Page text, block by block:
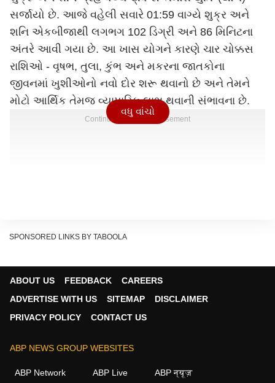
સર્જાયો છે. આજે વહેલી સવારે 01:59 વાગ્યે શુક્ર અને
શનિ એકબીજાથી લગભગ 102 ડિગ્રી અને 86 મિનિટના
અંતરે આવી ગયા છે. આ ખાસ યોગને કારણે ચાર ચોક્કસ
રાશિઓ - વૃષભ, તુલા, કુંભ અને મકરના જાતકોના
જીવનમાં ખુશીઓનો નવો દોર શરૂ થવાનો છે અને તેમને
મોટો આર્થિક તેમજ વ્યાપારિક લાભ થવાની સંભાવના છે.
Continues below advertisement
વધુ વાંચો
SPONSORED LINKS BY TABOOLA
ABOUT US FEEDBACK
CAREERS
ADVERTISE WITH US
SITEMAP
DISCLAIMER
PRIVACY POLICY
CONTACT US
ABP NEWS GROUP WEBSITES
ABP Network ABP Live ABP न्यूज़